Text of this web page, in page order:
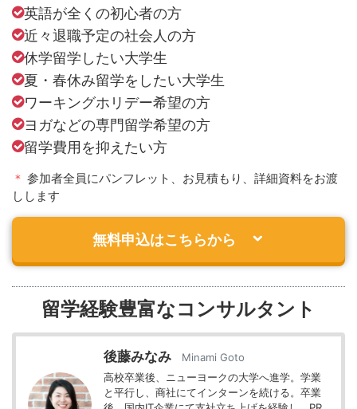
英語が全くの初心者の方
近々退職予定の社会人の方
休学留学したい大学生
夏・春休み留学をしたい大学生
ワーキングホリデー希望の方
ヨガなどの専門留学希望の方
留学費用を抑えたい方
＊ 参加者全員にパンフレット、お見積もり、詳細資料をお渡
しします
無料申込はこちらから
留学経験豊富なコンサルタント
後藤みなみ Minami Goto
高校卒業後、ニューヨークの大学へ進学。学業
と平行し、商社にてインターンを続ける。卒業